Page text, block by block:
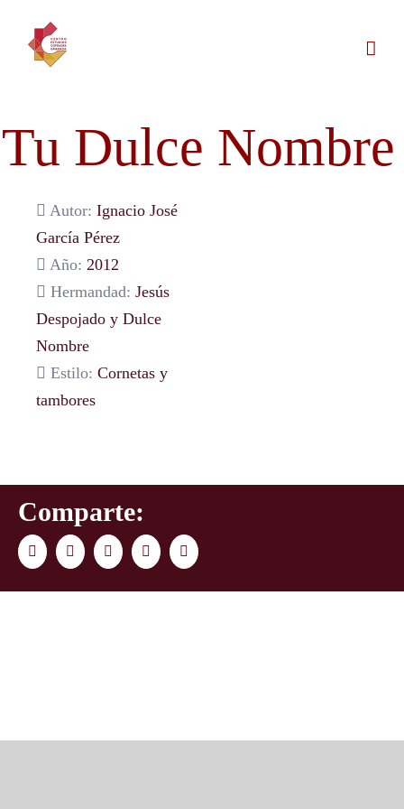
contenido
Tu Dulce Nombre
Autor: Ignacio José
García Pérez
Año: 2012
Hermandad: Jesús
Despojado y Dulce
Nombre
Estilo: Cornetas y
tambores
Comparte:
FacebookTwitter LinkedInWhatsAppCorreo
electrónico